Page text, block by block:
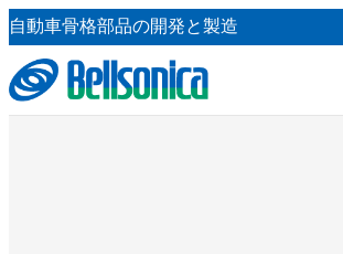
内
容
を
ス
キ
自動車骨格部品の開発と製造